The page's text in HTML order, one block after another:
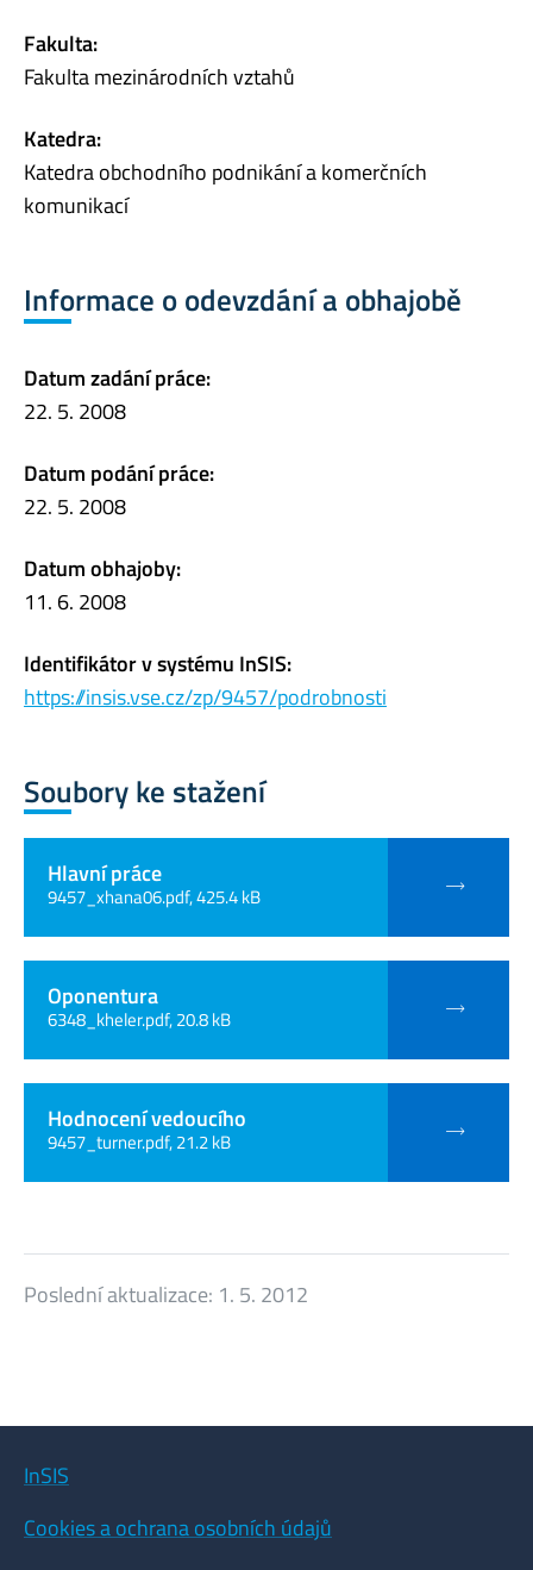
Fakulta:
Fakulta mezinárodních vztahů
Katedra:
Katedra obchodního podnikání a komerčních
komunikací
Informace o odevzdání a obhajobě
Datum zadání práce:
22. 5. 2008
Datum podání práce:
22. 5. 2008
Datum obhajoby:
11. 6. 2008
Identifikátor v systému InSIS:
https://insis.vse.cz/zp/9457/podrobnosti
Soubory ke stažení
Hlavní práce
9457_xhana06.pdf, 425.4 kB
Oponentura
6348_kheler.pdf, 20.8 kB
Hodnocení vedoucího
9457_turner.pdf, 21.2 kB
Poslední aktualizace: 1. 5. 2012
InSIS
Cookies a ochrana osobních údajů